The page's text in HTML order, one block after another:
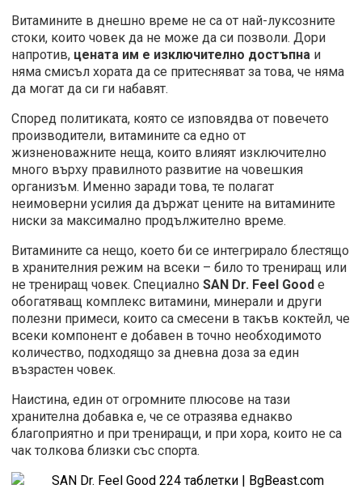
Витамините в днешно време не са от най-луксозните
стоки, които човек да не може да си позволи. Дори
напротив, цената им е изключително достъпна и
няма смисъл хората да се притесняват за това, че няма
да могат да си ги набавят.
Според политиката, която се изповядва от повечето
производители, витамините са едно от
жизненоважните неща, които влияят изключително
много върху правилното развитие на човешкия
организъм. Именно заради това, те полагат
неимоверни усилия да държат цените на витамините
ниски за максимално продължително време.
Витамините са нещо, което би се интегрирало блестящо
в хранителния режим на всеки – било то трениращ или
не трениращ човек. СпециалноSAN Dr. Feel Good е
обогатяващ комплекс витамини, минерали и други
полезни примеси, които са смесени в такъв коктейл, че
всеки компонент е добавен в точно необходимото
количество, подходящо за дневна доза за един
възрастен човек.
Наистина, един от огромните плюсове на тази
хранителна добавка е, че се отразява еднакво
благоприятно и при трениращи, и при хора, които не са
чак толкова близки със спорта.